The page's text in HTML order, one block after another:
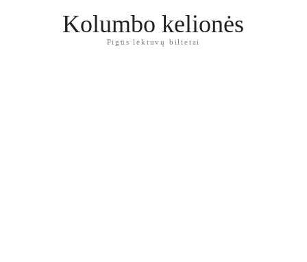
Kolumbo kelionės
Pigūs lėktuvų bilietai